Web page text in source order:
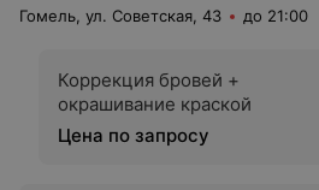
произведена в полной мере.
хотите себе испортить праздник и
Гомель, ул. Советская, 43 до 21:00
Коррекция бровей +
окрашивание краской
Цена по запросу